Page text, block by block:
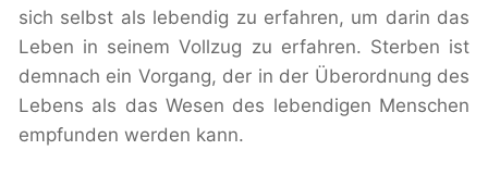
sich selbst als lebendig zu erfahren, um darin das
Leben in seinem Vollzug zu erfahren. Sterben ist
demnach ein Vorgang, der in der Überordnung des
Lebens als das Wesen des lebendigen Menschen
empfunden werden kann.